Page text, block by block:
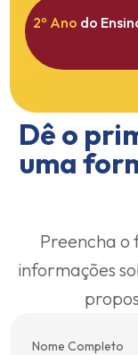
2º Ano do
Dê o
uma
Preencha o
informações
Nome Completo